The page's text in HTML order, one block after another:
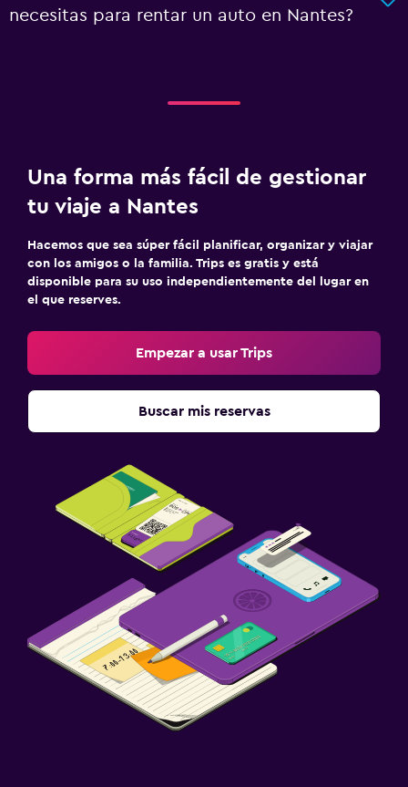
necesitas para rentar un auto en Nantes?
Una forma más fácil de gestionar
tu viaje a Nantes
Hacemos que sea súper fácil planificar, organizar y viajar
con los amigos o la familia. Trips es gratis y está
disponible para su uso independientemente del lugar en
el que reserves.
Empezar a usar Trips
Buscar mis reservas